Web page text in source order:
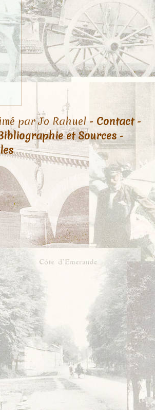
par Jo Rahuel - Contact-
et Sources-